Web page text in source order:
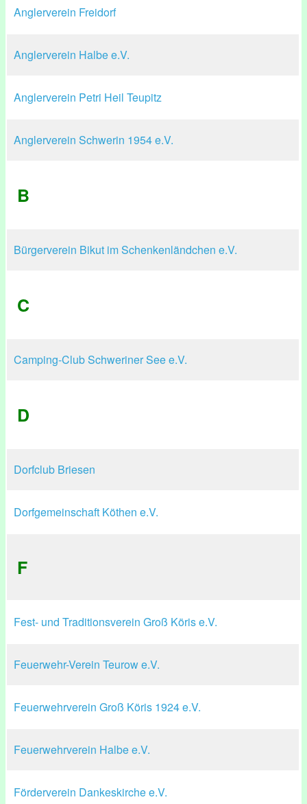
Anglerverein Freidorf
Anglerverein Halbe e.V.
Anglerverein Petri Heil Teupitz
Anglerverein Schwerin 1954 e.V.
B
Bürgerverein Bikut im Schenkenländchen e.V.
C
Camping-Club Schweriner See e.V.
D
Dorfclub Briesen
Dorfgemeinschaft Köthen e.V.
F
Fest- und Traditionsverein Groß Köris e.V.
Feuerwehr-Verein Teurow e.V.
Feuerwehrverein Groß Köris 1924 e.V.
Feuerwehrverein Halbe e.V.
Förderverein Dankeskirche e.V.